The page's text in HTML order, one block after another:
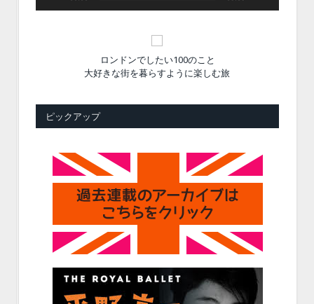
ロンドンでしたい100のこと
大好きな街を暮らすように楽しむ旅
ピックアップ